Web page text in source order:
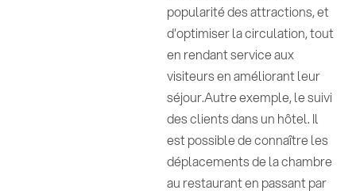
popularité des attractions, et
d'optimiser la circulation, tout
en rendant service aux
visiteurs en améliorant leur
séjour.Autre exemple, le suivi
des clients dans un hôtel. Il
est possible de connaître les
déplacements de la chambre
au restaurant en passant par